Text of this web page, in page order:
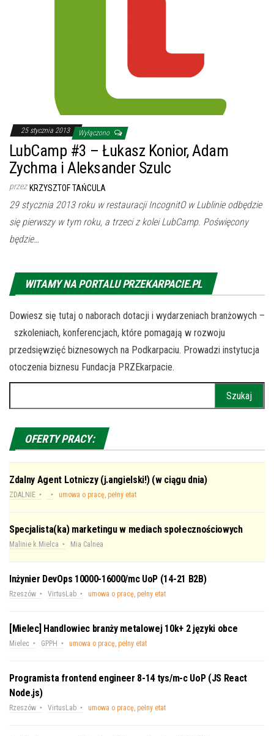
25 stycznia 2013 Wyłączono
LubCamp #3 – Łukasz Konior, Adam
Zychma i Aleksander Szulc
przez KRZYSZTOF TAŃCULA
29 stycznia 2013 roku w restauracji IncognitO w Lublinie odbędzie
się pierwszy w tym roku, a trzeci z kolei LubCamp. Poświęcony
będzie…
WITAMY NA PORTALU PRZEKARPACIE.PL
Dowiesz się tutaj o naborach dotacji i wydarzeniach branżowych –
szkoleniach, konferencjach, które pomagają w rozwoju
przedsięwzięć biznesowych na Podkarpaciu. Prowadzi instytucja
otoczenia biznesu Fundacja PRZEkarpacie.
OFERTY PRACY:
Zdalny Agent Lotniczy (j.angielski!) (w ciągu dnia)
ZDALNIE umowa o pracę, pełny etat
Specjalista(ka) marketingu w mediach społecznościowych
Malinie k.Mielca Mia Calnea
Inżynier DevOps 10000-16000/mc UoP (14-21 B2B)
Rzeszów VirtusLab umowa o pracę, pełny etat
[Mielec] Handlowiec branży metalowej 10k+ 2 języki obce
Mielec GPPH umowa o pracę, pełny etat
Programista frontend engineer 8-14 tys/m-c UoP (JS React
Node.js)
Rzeszów VirtusLab umowa o pracę, pełny etat